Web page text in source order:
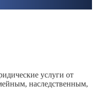
услуги от
наследственным,